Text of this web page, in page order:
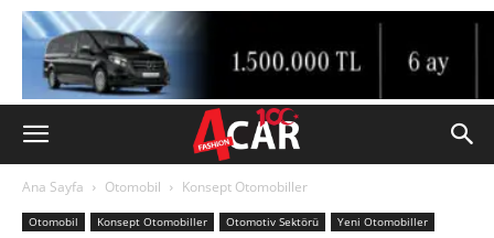
Ana Sayfa Otomobil Konsept Otomobiller
Otomobil Konsept Otomobiller Otomotiv Sektörü Yeni Otomobiller